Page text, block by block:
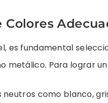
Colores
es fundamental
Para lograr un
como blanco,